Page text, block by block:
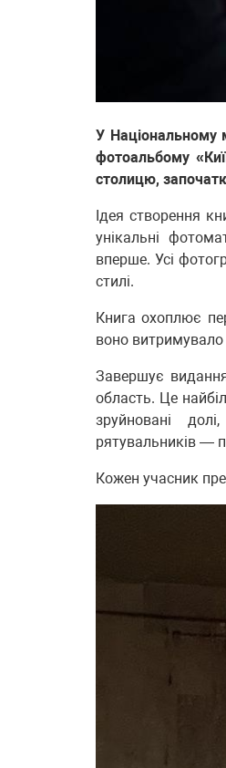
У Національному
фотоальбому
столицю,
Ідея створення
унікальні
вперше. Усі
стилі.
Книга охоплює
воно витримувало
Завершує
область. Це
зруйновані
рятувальників —
Кожен учасник